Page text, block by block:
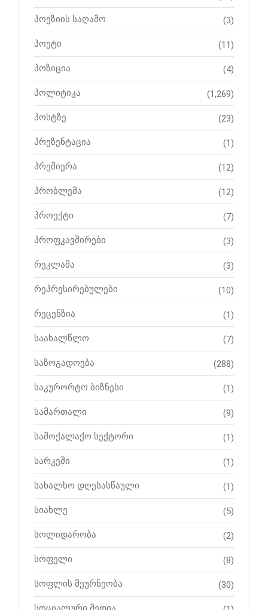
პოეზიის საღამო (3)
პოეტი (11)
პოზიცია (4)
პოლიტიკა (1,269)
პოსტზე (23)
პრეზენტაცია (1)
პრემიერა (12)
პრობლემა (12)
პროექტი (7)
პროფკავშირები (3)
რეკლამა (3)
რეპრესირებულები (10)
რეცენზია (1)
საახალწლო (7)
საზოგადოება (288)
საკურორტო ბიზნესი (1)
სამართალი (9)
სამოქალაქო სექტორი (1)
სარკეში (1)
სახალხო დღესასწაული (1)
სიახლე (5)
სოლიდარობა (2)
სოფელი (8)
სოფლის მეურნეობა (30)